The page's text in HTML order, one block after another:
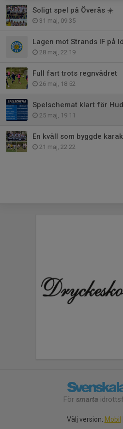
Soligt spel på Överås ☀️
31 maj, 09:35
Lagen mot Strands IF på
28 maj, 22:19
Full fart trots regnvädret
26 maj, 18:52
Spelschemat klart för
25 maj, 19:11
En kväll som byggde
21 maj, 22:22
För smarta
Välj version: Mobil